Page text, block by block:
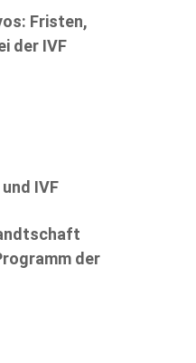
Fristen,
der IVF
IVF
der